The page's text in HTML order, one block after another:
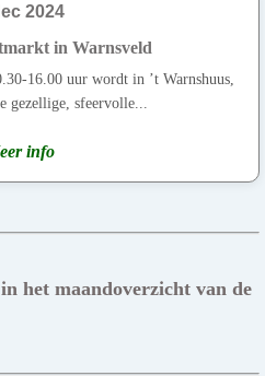
2024
in Warnsveld
16.00 uur wordt in ’t Warnshuus,
gezellige, sfeervolle...
info
het maandoverzicht van de